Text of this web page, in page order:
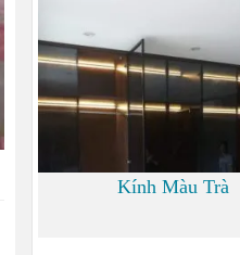
Kính Màu Trà